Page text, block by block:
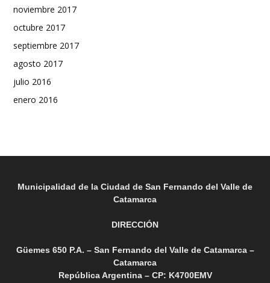
noviembre 2017
octubre 2017
septiembre 2017
agosto 2017
julio 2016
enero 2016
Municipalidad de la Ciudad de San Fernando del Valle de
Catamarca
DIRECCIÓN
Güemes 650 P.A. – San Fernando del Valle de Catamarca –
Catamarca
República Argentina – CP: K4700EMV